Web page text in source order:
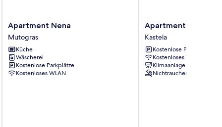
Apartment
Nena
Mutogras
Apartment Nena
Mutogras
Küche
Wäscherei
Kostenlose Parkplätze
Kostenloses WLAN
Apartments
Lončar
Kastela
Apartments Lončar
Kastela
Kostenlose Parkplätze
Kostenloses WLAN
Klimaanlage
Nichtraucher